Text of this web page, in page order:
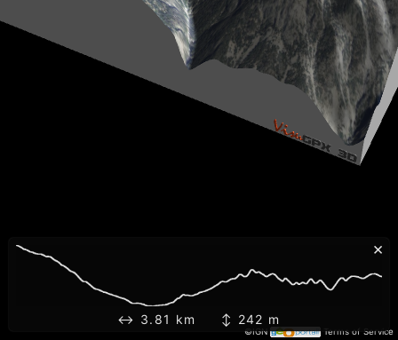
©IGN Terms of Service
×
↔ 3.81 km ↕ 242 m